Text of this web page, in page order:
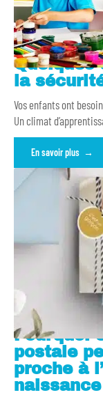
Quelques
la
Vos enfants ont
Un climat
En savoir plus
Pourquoi
postale
proche à